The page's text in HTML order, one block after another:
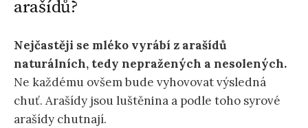
arašídů?
Nejčastěji se mléko vyrábí z arašídů
naturálních, tedy nepražených a nesolených.
Ne každému ovšem bude vyhovovat výsledná
chuť. Arašídy jsou luštěnina a podle toho syrové
arašídy chutnají.